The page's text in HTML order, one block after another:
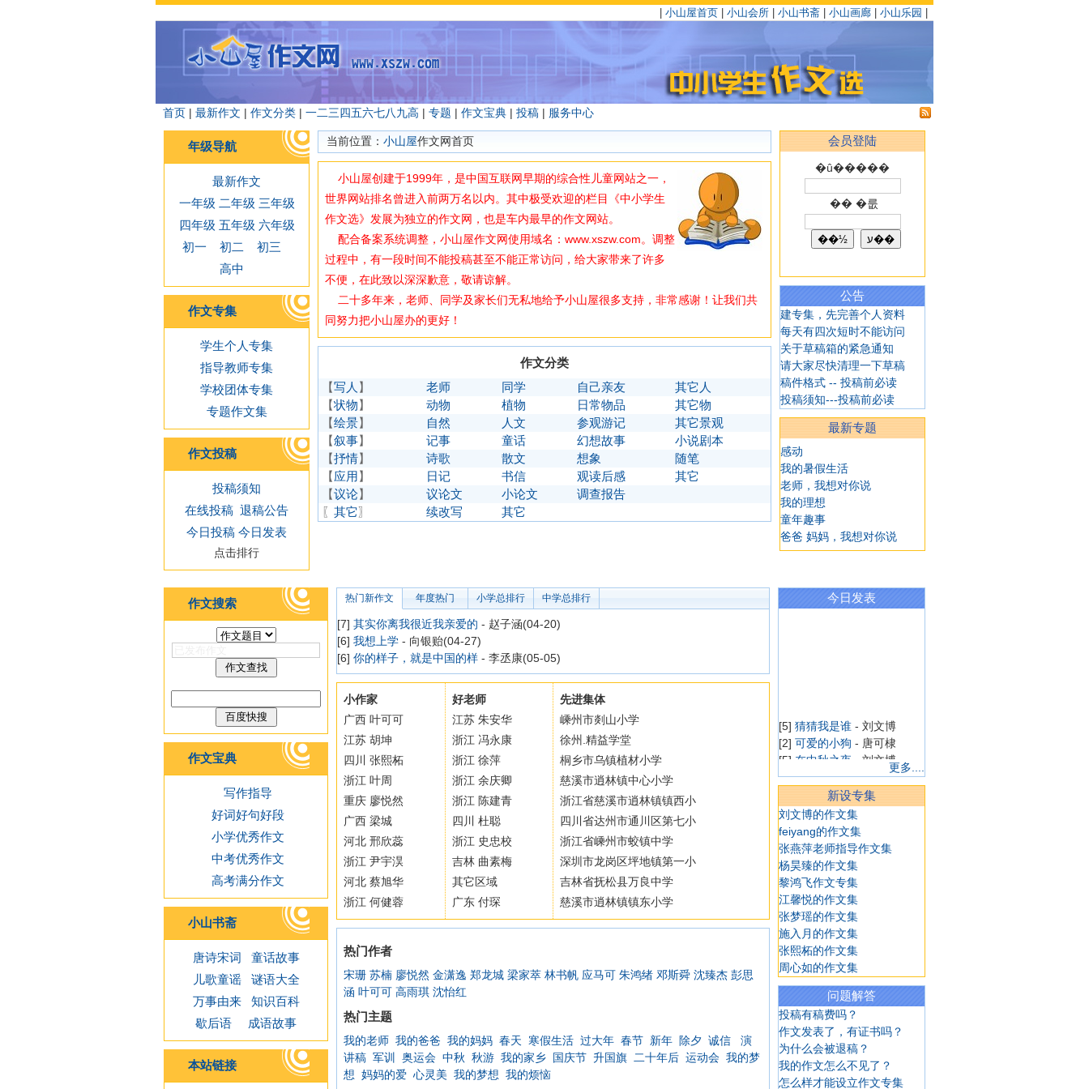
小山屋首页 小山会所 小山书斋 小山画廊 小山乐园
首页 | 最新作文 | 作文分类 | 一二三四五六七八九高 | 专题 | 作文宝典 | 投稿 | 服务中心
年级导航
最新作文
一年级 二年级 三年级
四年级 五年级 六年级
初一
初二
初三
高中
作文专集
学生个人专集
指导教师专集
学校团体专集
专题作文集
作文投稿
投稿须知
在线投稿 退稿公告
今日投稿 今日发表
点击排行
当前位置： 小山屋作文网首页
小山屋创建于1999年，是中国互联网早期的综合性儿童网站之一，
世界网站排名曾进入前两万名以内。其中极受欢迎的栏目《中小学生
作文选》发展为独立的作文网，也是车内最早的作文网站。
配合备案系统调整，小山屋作文网使用域名：www.xszw.com。调整
过程中，有一段时间不能投稿甚至不能正常访问，给大家带来了许多
不便，在此致以深深歉意，敬请谅解。
二十多年来，老师、同学及家长们无私地给予小山屋很多支持，非常感谢！让我们共
同努力把小山屋办的更好！
作文分类
【写人 】 老师 同学 自己亲友
其它人
【状物】 动物 植物 日常物品
其它物
【绘景】 自然 人文 参观游记
其它景观
【叙事】 记事 童话 幻想故事
小说剧本
【抒情】 诗歌 散文 想象
随笔
【应用】 日记 书信 观读后感
其它
【议论】 议论文 小论文
调查报告
〖 其它〗 续改写 其它
会员登陆
�û�����
�� �룺
公告
建专集，先完善个人资料
每天有四次短时不能访问
关于草稿箱的紧急通知
请大家尽快清理一下草稿
稿件格式 -- 投稿前必读
投稿须知---投稿前必读
最新专题
感动
我的暑假生活
老师，我想对你说
我的理想
童年趣事
爸爸 妈妈，我想对你说
作文搜索
作文宝典
写作指导
好词好句好段
小学优秀作文
中考优秀作文
高考满分作文
小山书斋
唐诗宋词
童话故事
儿歌童谣
谜语大全
万事由来
知识百科
歇后语
成语故事
本站链接
热门新作文 年度热门 小学总排行 中学总排行
[7] 其实你离我很近我亲爱的 - 赵子涵(04-20)
[6] 我想上学 - 向银贻(04-27)
[6] 你的样子，就是中国的样 - 李丞康(05-05)
小作家
广西 叶可可
江苏 胡坤
四川 张熙柘
浙江 叶周
重庆 廖悦然
广西 梁城
河北 邢欣蕊
浙江 尹宇淏
河北 蔡旭华
浙江 何健蓉
好老师
江苏 朱安华
浙江 冯永康
浙江 徐萍
浙江 余庆卿
浙江 陈建青
四川 杜聪
浙江 史忠校
吉林 曲素梅
其它区域
广东 付琛
先进集体
嵊州市剡山小学
徐州.精益学堂
桐乡市乌镇植材小学
慈溪市逍林镇中心小学
浙江省慈溪市逍林镇镇西小
四川省达州市通川区第七小
浙江省嵊州市蛟镇中学
深圳市龙岗区坪地镇第一小
吉林省抚松县万良中学
慈溪市逍林镇镇东小学
热门作者
宋珊 苏楠 廖悦然 金潇逸 郑龙城 梁家萃 林书帆 应马可 朱鸿绪 邓斯舜 沈臻杰 彭思
涵 叶可可 高雨琪 沈怡红
热门主题
我的老师 我的爸爸 我的妈妈 春天 寒假生活 过大年 春节 新年 除夕 诚信
演
讲稿 军训 奥运会 中秋 秋游 我的家乡 国庆节 升国旗 二十年后 运动会 我的梦
想 妈妈的爱 心灵美 我的梦想 我的烦恼
今日发表
[5] 猜猜我是谁 - 刘文博
[2] 可爱的小狗 - 唐可棣
[5] 在中秋之夜 - 刘文博
[5]中秋梦未圆- 刘文博
[5]平凡，也是一种美- 刘文
博
[4] 日记一则 - 华嘉璐
[4]学游泳- 华嘉璐
[4]日记一则- 华嘉璐
[4]漂亮的喷泉- 陈溢
[4]做梦- 陈溢
[4]学游泳- 陈溢
[4]我十岁生日啦
[4]看田野- 陈溢
[4]海皮岛水世界
[7]一去不复返的小学- 商艺
[4]我想当个魔法师
[4]游上海野生动物园- 韩雨
菲
[4]逛商场- 韩雨菲
[4]老妈减肥记- 韩雨菲
更多....
新设专集
刘文博的作文集
feiyang的作文集
张燕萍老师指导作文集
杨昊臻的作文集
黎鸿飞作文专集
江馨悦的作文集
张梦瑶的作文集
施入月的作文集
张熙柘的作文集
周心如的作文集
问题解答
投稿有稿费吗？
作文发表了，有证书吗？
为什么会被退稿？
我的作文怎么不见了？
怎么样才能设立作文专集